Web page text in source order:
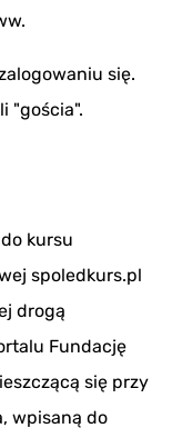
się.
"gościa".
kursu
spoledkurs.pl
drogą
Fundację
się przy
wpisaną do